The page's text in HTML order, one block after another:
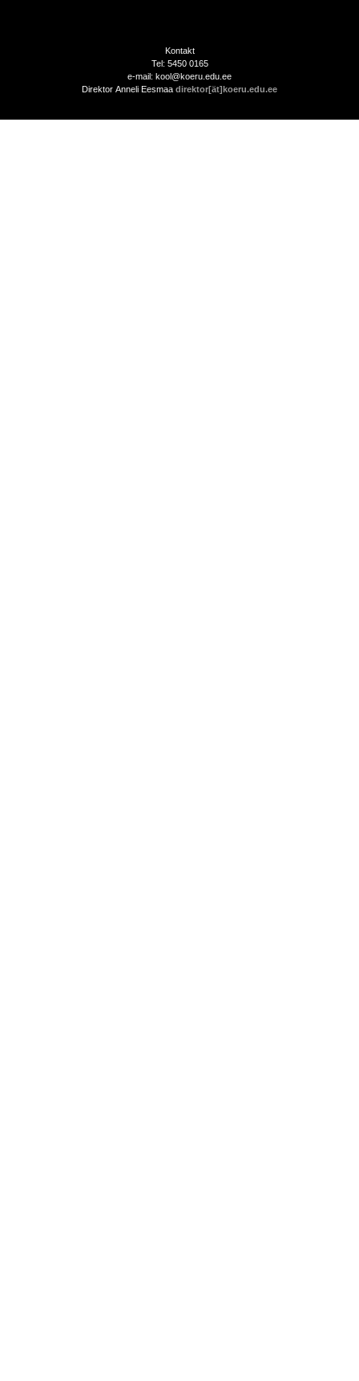
Kontakt
Tel: 5450 0165
e-mail: kool@koeru.edu.ee
Direktor Anneli Eesmaa direktor[ät]koeru.edu.ee